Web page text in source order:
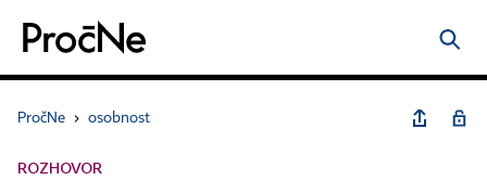
PročNe › osobnost
ROZHOVOR